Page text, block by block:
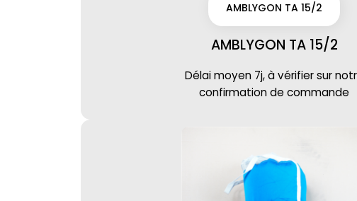
AMBLYGON TA 15/2
AMBLYGON TA 15/2
Délai moyen 7j, à vérifier sur
confirmation de commande